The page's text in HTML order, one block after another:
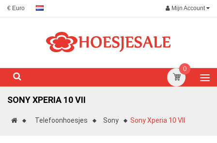
€ Euro Mijn Account
0
SONY XPERIA 10 VII
Telefoonhoesjes Sony Sony Xperia 10 VII